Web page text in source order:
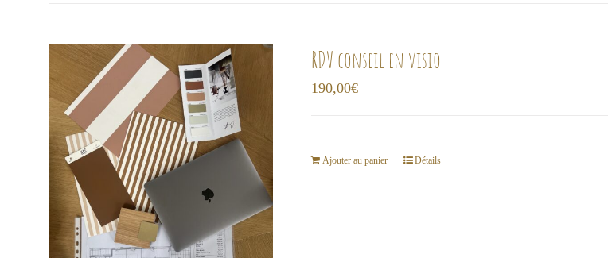
RDV conseil en visio
190,00€
Ajouter au panier Détails